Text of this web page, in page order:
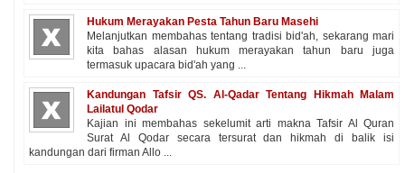
Hukum Merayakan Pesta Tahun Baru Masehi
Melanjutkan membahas tentang tradisi bid'ah, sekarang mari
kita bahas alasan hukum merayakan tahun baru juga
termasuk upacara bid'ah yang ...
Kandungan Tafsir QS. Al-Qadar Tentang Hikmah Malam
Lailatul Qodar
Kajian ini membahas sekelumit arti makna Tafsir Al Quran
Surat Al Qodar secara tersurat dan hikmah di balik isi
kandungan dari firman Allo ...